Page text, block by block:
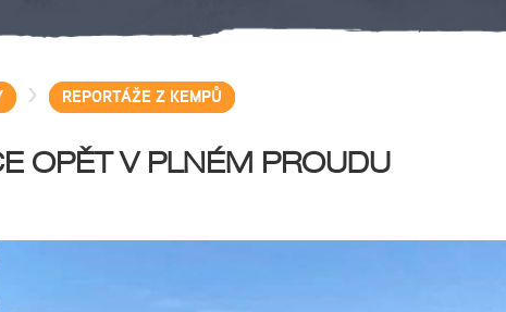
> REPORTÁŽE Z KEMPŮ
OPĚT V PLNÉM PROUDU